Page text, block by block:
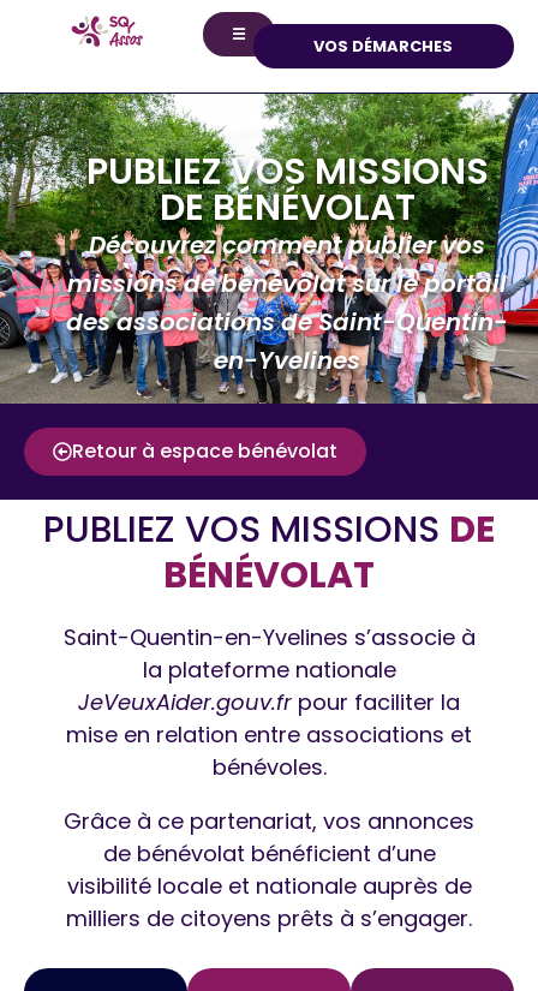
☰
VOS DÉMARCHES
PUBLIEZ VOS MISSIONS
DE BÉNÉVOLAT
Découvrez comment publier vos
missions de bénévolat sur le portail
des associations de Saint-Quentin-
en-Yvelines
Retour à espace bénévolat
PUBLIEZ VOS MISSIONS DE
BÉNÉVOLAT
Saint-Quentin-en-Yvelines s’associe à
la plateforme nationale
JeVeuxAider.gouv.fr pour faciliter la
mise en relation entre associations et
bénévoles.
Grâce à ce partenariat, vos annonces
de bénévolat bénéficient d’une
visibilité locale et nationaleauprès de
milliers de citoyens prêts à s’engager.